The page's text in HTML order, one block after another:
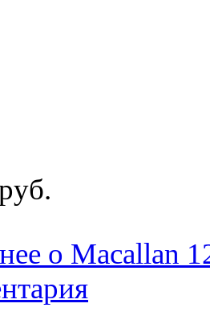
о Macallan